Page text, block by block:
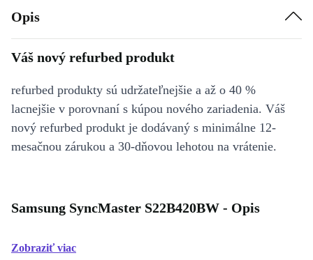
Opis
Váš nový refurbed produkt
refurbed produkty sú udržateľnejšie a až o 40 %
lacnejšie v porovnaní s kúpou nového zariadenia. Váš
nový refurbed produkt je dodávaný s minimálne 12-
mesačnou zárukou a 30-dňovou lehotou na vrátenie.
Samsung SyncMaster S22B420BW - Opis
Zobraziť viac